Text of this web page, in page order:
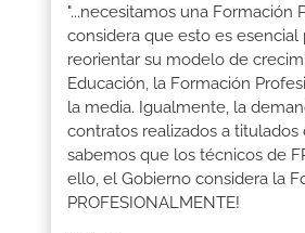
"...necesitamos una Formación
considera que esto es
reorientar su modelo de
Educación, la Formación
la media. Igualmente, la
contratos realizados a titulados
sabemos que los técnicos de
ello, el Gobierno considera la
PROFESIONALMENTE!